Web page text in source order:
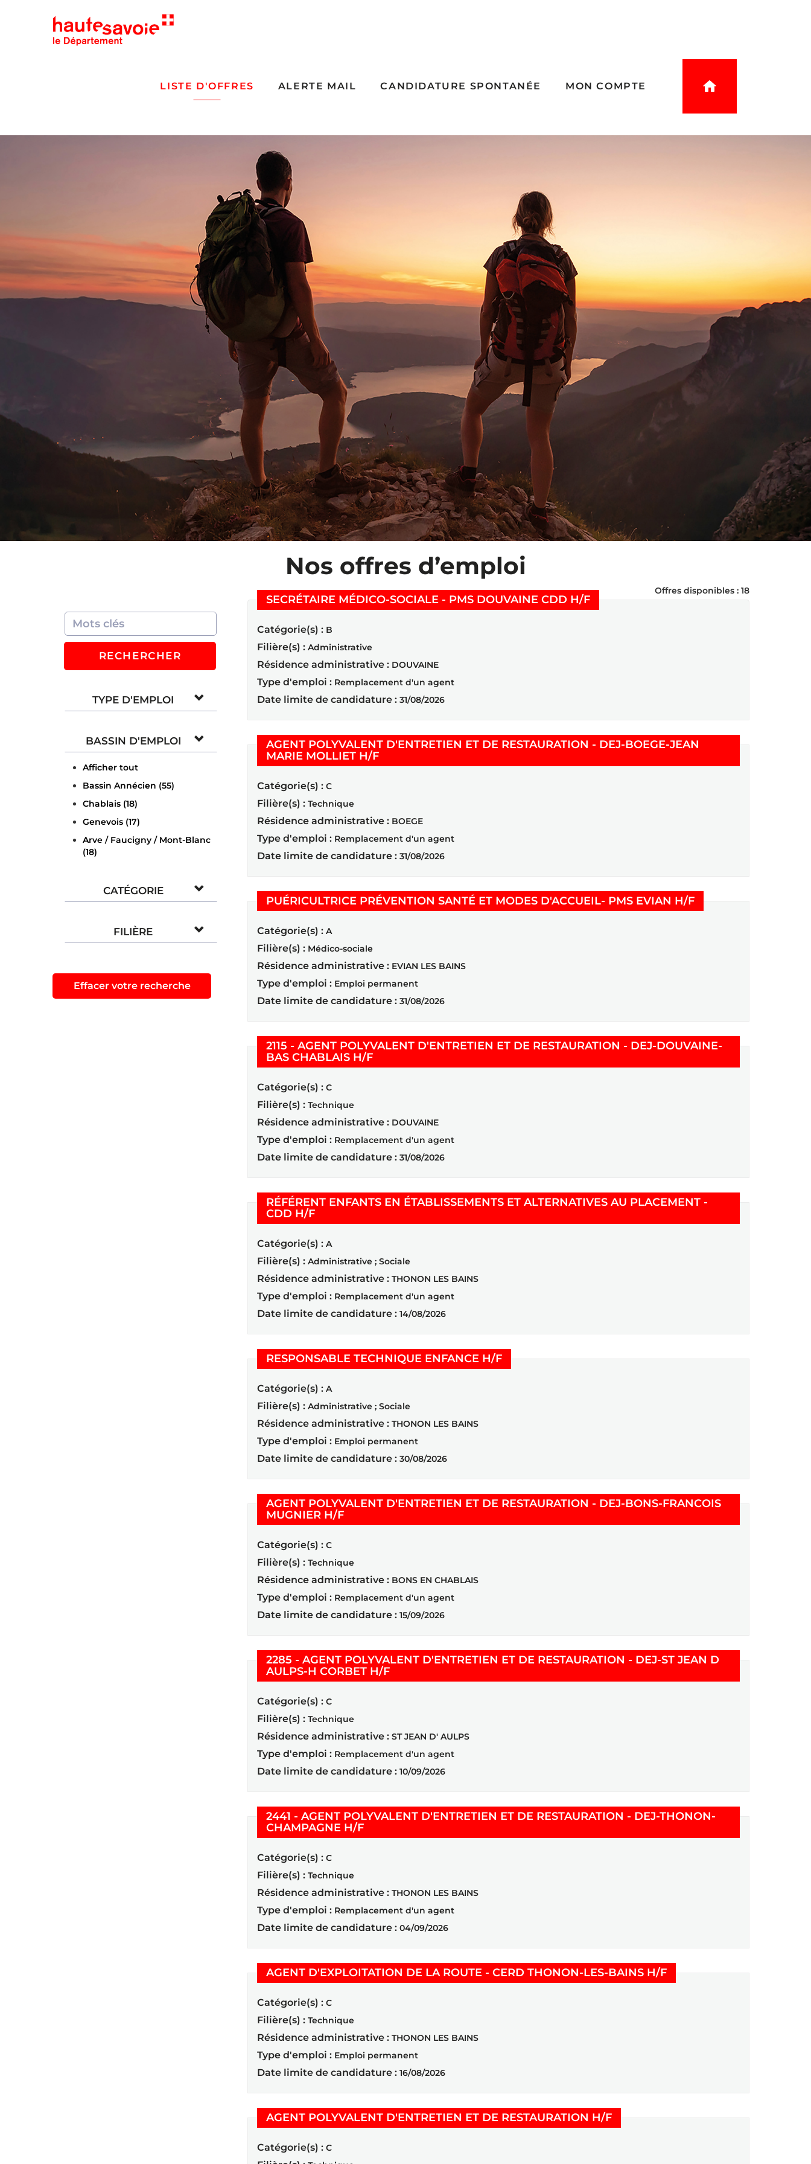
LISTE D'OFFRES ALERTE MAIL CANDIDATURE SPONTANÉE MON COMPTE
Nos offres d’emploi
RECHERCHER
TYPE D'EMPLOI
BASSIN D'EMPLOI
Afficher tout
Bassin Annécien (55)
Chablais (18)
Genevois (17)
Arve / Faucigny / Mont-Blanc
(18)
CATÉGORIE
FILIÈRE
Effacer votre recherche
Offres disponibles : 18
SECRÉTAIRE MÉDICO-SOCIALE - PMS DOUVAINE CDD H/F(Nouvelle fenêtre)
Catégorie(s) : B
Filière(s) : Administrative
Résidence administrative : DOUVAINE
Type d'emploi : Remplacement d'un agent
Date limite de candidature : 31/08/2026
AGENT POLYVALENT D'ENTRETIEN ET DE RESTAURATION - DEJ-BOEGE-JEAN
MARIE MOLLIET H/F(Nouvelle fenêtre)
Catégorie(s) : C
Filière(s) : Technique
Résidence administrative : BOEGE
Type d'emploi : Remplacement d'un agent
Date limite de candidature : 31/08/2026
PUÉRICULTRICE PRÉVENTION SANTÉ ET MODES D'ACCUEIL- PMS EVIAN H/F(Nouvelle fenêtre)
Catégorie(s) : A
Filière(s) : Médico-sociale
Résidence administrative : EVIAN LES BAINS
Type d'emploi : Emploi permanent
Date limite de candidature : 31/08/2026
2115 - AGENT POLYVALENT D'ENTRETIEN ET DE RESTAURATION - DEJ-DOUVAINE-
BAS CHABLAIS H/F(Nouvelle fenêtre)
Catégorie(s) : C
Filière(s) : Technique
Résidence administrative : DOUVAINE
Type d'emploi : Remplacement d'un agent
Date limite de candidature : 31/08/2026
RÉFÉRENT ENFANTS EN ÉTABLISSEMENTS ET ALTERNATIVES AU PLACEMENT -
CDD H/F(Nouvelle fenêtre)
Catégorie(s) : A
Filière(s) : Administrative ; Sociale
Résidence administrative : THONON LES BAINS
Type d'emploi : Remplacement d'un agent
Date limite de candidature : 14/08/2026
RESPONSABLE TECHNIQUE ENFANCE H/F(Nouvelle fenêtre)
Catégorie(s) : A
Filière(s) : Administrative ; Sociale
Résidence administrative : THONON LES BAINS
Type d'emploi : Emploi permanent
Date limite de candidature : 30/08/2026
AGENT POLYVALENT D'ENTRETIEN ET DE RESTAURATION - DEJ-BONS-FRANCOIS
MUGNIER H/F(Nouvelle fenêtre)
Catégorie(s) : C
Filière(s) : Technique
Résidence administrative : BONS EN CHABLAIS
Type d'emploi : Remplacement d'un agent
Date limite de candidature : 15/09/2026
2285 - AGENT POLYVALENT D'ENTRETIEN ET DE RESTAURATION - DEJ-ST JEAN D
AULPS-H CORBET H/F(Nouvelle fenêtre)
Catégorie(s) : C
Filière(s) : Technique
Résidence administrative : ST JEAN D' AULPS
Type d'emploi : Remplacement d'un agent
Date limite de candidature : 10/09/2026
2441 - AGENT POLYVALENT D'ENTRETIEN ET DE RESTAURATION - DEJ-THONON-
CHAMPAGNE H/F(Nouvelle fenêtre)
Catégorie(s) : C
Filière(s) : Technique
Résidence administrative : THONON LES BAINS
Type d'emploi : Remplacement d'un agent
Date limite de candidature : 04/09/2026
AGENT D'EXPLOITATION DE LA ROUTE - CERD THONON-LES-BAINS H/F(Nouvelle fenêtre)
Catégorie(s) : C
Filière(s) : Technique
Résidence administrative : THONON LES BAINS
Type d'emploi : Emploi permanent
Date limite de candidature : 16/08/2026
AGENT POLYVALENT D'ENTRETIEN ET DE RESTAURATION H/F(Nouvelle fenêtre)
Catégorie(s) : C